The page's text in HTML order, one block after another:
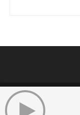
Copyright ©
los derechos